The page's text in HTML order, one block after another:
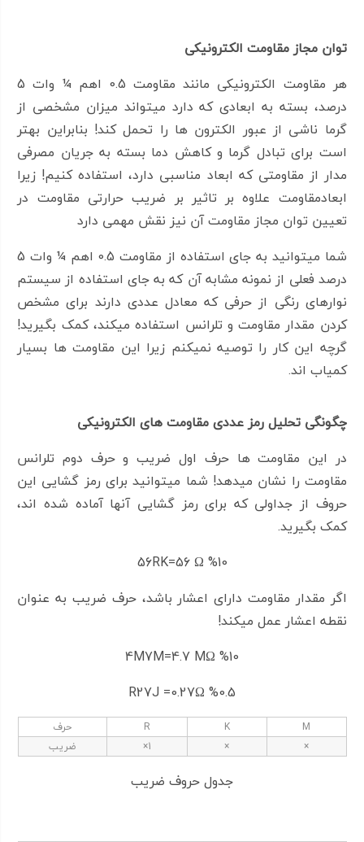
لازم هستند را مطالعه کنید!
توان مجاز مقاومت الکترونیکی
هر مقاومت الکترونیکی مانند مقاومت 0.5 اهم ¼ وات 5
درصد، بسته به ابعادی که دارد میتواند میزان مشخصی از
گرما ناشی از عبور الکترون ها را تحمل کند! بنابراین بهتر
است برای تبادل گرما و کاهش دما بسته به جریان مصرفی
مدار از مقاومتی که ابعاد مناسبی دارد، استفاده کنیم! زیرا
ابعادمقاومت علاوه بر تاثیر بر ضریب حرارتی مقاومت در
تعیین توان مجاز مقاومت آن نیز نقش مهمی دارد
شما میتوانید به جای استفاده از مقاومت 0.5 اهم ¼ وات 5
درصد فعلی از نمونه مشابه آن که به جای استفاده از سیستم
نوارهای رنگی از حرفی که معادل عددی دارند برای مشخص
کردن مقدار مقاومت و تلرانس استفاده میکند، کمک بگیرید!
گرچه این کار را توصیه نمیکنم زیرا این مقاومت ها بسیار
کمیاب اند.
چگونگی تحلیل رمز عددی مقاومت های الکترونیکی
در این مقاومت ها حرف اول ضریب و حرف دوم تلرانس
مقاومت را نشان میدهد! شما میتوانید برای رمز گشایی این
حروف از جداولی که برای رمز گشایی آنها آماده شده اند،
کمک بگیرید.
56RK=56 Ω %10
اگر مقدار مقاومت دارای اعشار باشد، حرف ضریب به عنوان
نقطه اعشار عمل میکند!
4M7M=4.7 MΩ %10
R27J =0.27Ω %0.5
M
K
R
حرف
×
×
1× ضریب
جدول حروف ضریب